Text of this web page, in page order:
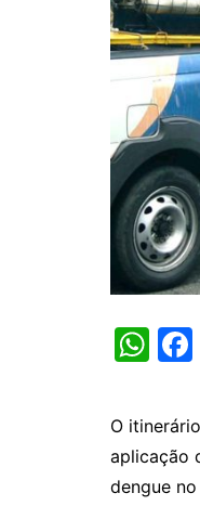
W
at
s
A
O
aplicação
dengue